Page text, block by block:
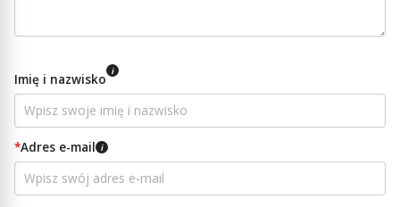
Imię i nazwisko i
*Adres e-mail i